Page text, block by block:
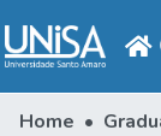
Communities &
Home